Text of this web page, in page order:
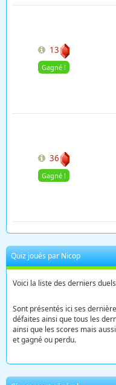
13
Gagné !
36
Gagné !
Quiz joués par Nicop
Voici la liste des derniers
Sont présentés ici ses
défaites ainsi que tous les
ainsi que les scores mais
et gagné ou perdu.